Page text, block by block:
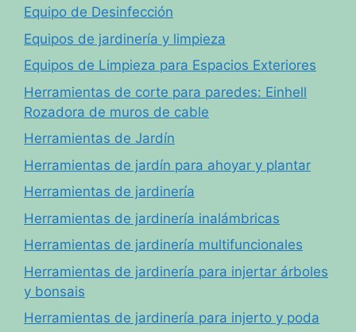
Equipo de Desinfección
Equipos de jardinería y limpieza
Equipos de Limpieza para Espacios Exteriores
Herramientas de corte para paredes: Einhell
Rozadora de muros de cable
Herramientas de Jardín
Herramientas de jardín para ahoyar y plantar
Herramientas de jardinería
Herramientas de jardinería inalámbricas
Herramientas de jardinería multifuncionales
Herramientas de jardinería para injertar árboles
y bonsais
Herramientas de jardinería para injerto y poda